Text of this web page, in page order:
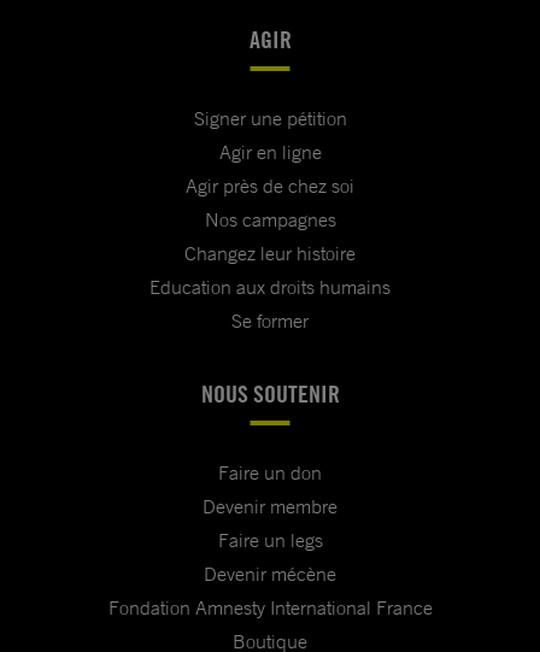
AGIR
Signer une pétition
Agir en ligne
Agir près de chez soi
Nos campagnes
Changez leur histoire
Education aux droits humains
Se former
NOUS SOUTENIR
Faire un don
Devenir membre
Faire un legs
Devenir mécène
Fondation Amnesty International France
Boutique